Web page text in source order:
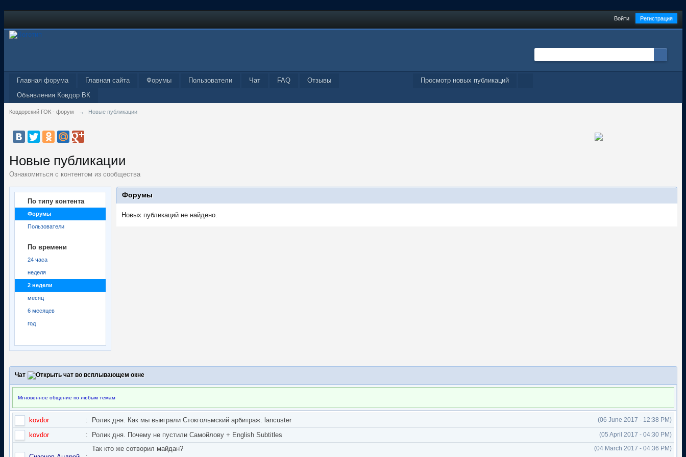
Войти Регистрация
Просмотр новых публикаций
Главная форума Главная сайта Форумы Пользователи Чат FAQ
Отзывы
Объявления Ковдор ВК
Ковдорский ГОК - форум → Новые публикации
Новые публикации
Ознакомиться с контентом из сообщества
По типу контента
Форумы
Пользователи
По времени
24 часа
неделя
2 недели
месяц
6 месяцев
год
Форумы
Новых публикаций не найдено.
Чат
Мгновенное общение по любым темам
kovdor : (06 June 2017 - 12:38 PM)
Ролик дня. Как мы выиграли Стокгольмский арбитраж. lancuster
kovdor
: (05 April 2017 - 04:30 PM)
Ролик дня. Почему не пустили Самойлову + English Subtitles
(04 March 2017 - 04:36 PM)
Так кто же сотворил майдан?